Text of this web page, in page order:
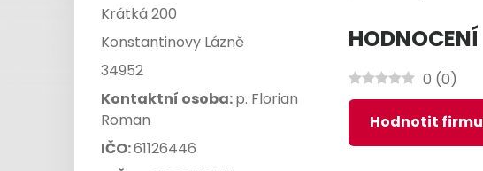
Krátká 200
Konstantinovy Lázně
34952
Kontaktní osoba:p. Florian
Roman
IČO:61126446
HODNOCENÍ
0 (0)
Hodnotit firmu